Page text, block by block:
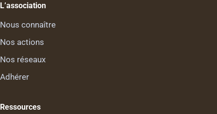
L’association
Nous connaître
Nos actions
Nos réseaux
Adhérer
Ressources